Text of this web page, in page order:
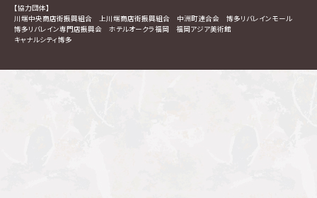
【協力団体】
川端中央商店街振興組合
上川端商店街振興組合 中洲町連合会
博多リバレインモール
博多リバレイン専門店振興会
ホテルオークラ福岡
福岡アジア美術館
キャナルシティ博多